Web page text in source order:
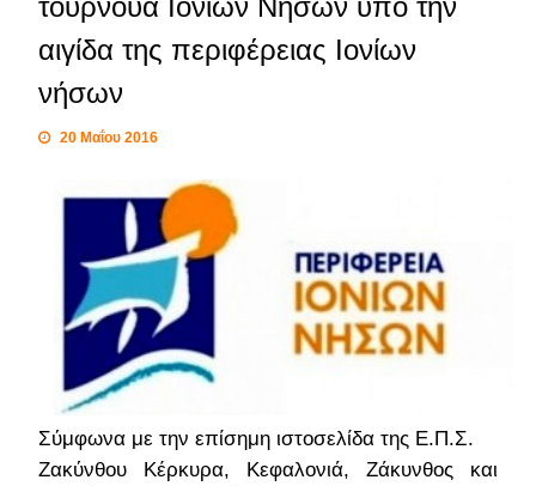
τουρνουά Ιονίων Νήσων υπό την
αιγίδα της περιφέρειας Ιονίων
νήσων
20 Μαΐου 2016
Σύμφωνα με την επίσημη ιστοσελίδα της Ε.Π.Σ.
Ζακύνθου Κέρκυρα, Κεφαλονιά, Ζάκυνθος και